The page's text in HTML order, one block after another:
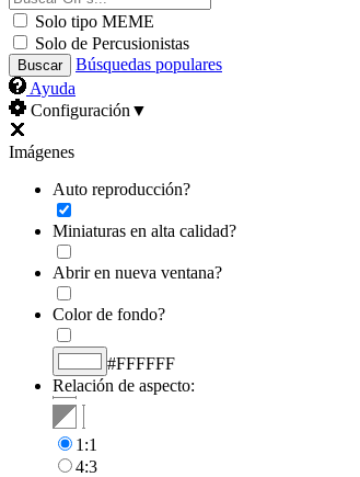
Solo tipo MEME
Solo de Percusionistas
Búsquedas populares
Ayuda
Configuración ▼
Imágenes
Auto reproducción?
Miniaturas en alta calidad?
Abrir en nueva ventana?
Color de fondo?
#FFFFFF
Relación de aspecto:
1:1
4:3